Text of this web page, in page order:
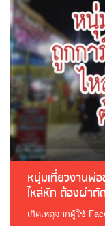
หนุ่มเที่ยวงานพ่
ไหล่หัก ต้องผ่าตั
เกิดเหตุจากผู้ใช้